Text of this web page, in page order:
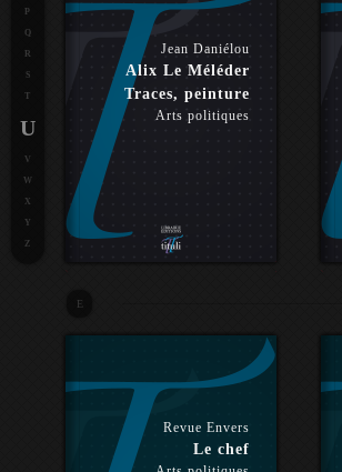
Jean Daniélou
Alix Le Méléder
Traces, peinture
Arts politiques
E
Revue Envers
Le chef
P
Q
R
S
T
U
V
W
X
Y
Z